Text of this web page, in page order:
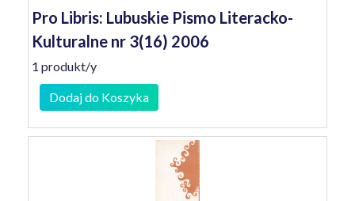
Pro Libris: Lubuskie Pismo Literacko-
Kulturalne nr 3(16) 2006
1 produkt/y
Dodaj do Koszyka